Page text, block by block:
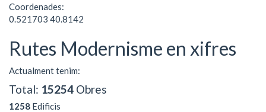
Coordenades:
0.521703 40.8142
Rutes Modernisme en xifres
Actualment tenim:
Total: 15254 Obres
1258 Edificis